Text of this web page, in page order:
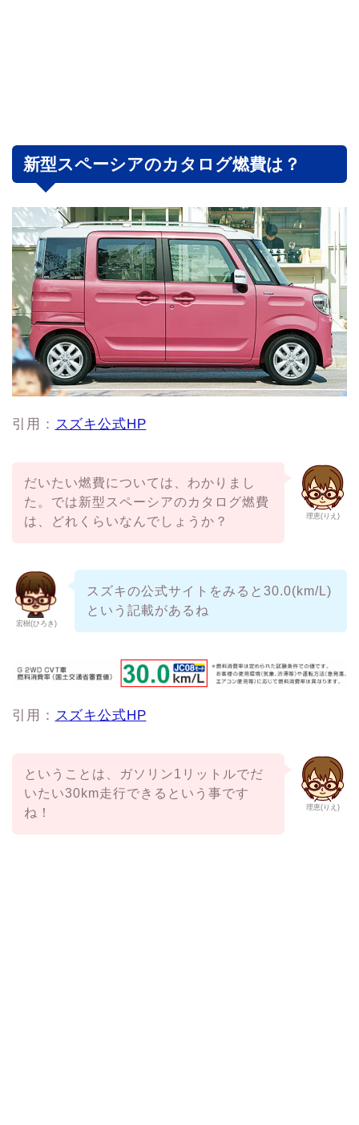
新型スペーシアのカタログ燃費は？
引用： スズキ公式HP
理恵(りえ)
だいたい燃費については、わかりまし
た。では新型スペーシアのカタログ燃費
は、どれくらいなんでしょうか？
宏樹(ひろき)
スズキの公式サイトをみると30.0(km/L)
という記載があるね
引用： スズキ公式HP
理恵(りえ)
ということは、ガソリン1リットルでだ
いたい30km走行できるという事です
ね！